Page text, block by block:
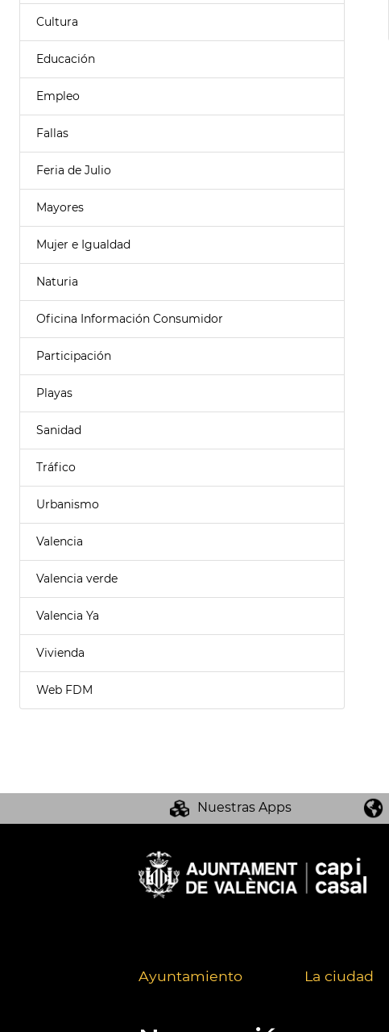
Cultura
Educación
Empleo
Fallas
Feria de Julio
Mayores
Mujer e Igualdad
Naturia
Oficina Información Consumidor
Participación
Playas
Sanidad
Tráfico
Urbanismo
Valencia
Valencia verde
Valencia Ya
Vivienda
Web FDM
Nuestras Apps
Ayuntamiento La ciudad